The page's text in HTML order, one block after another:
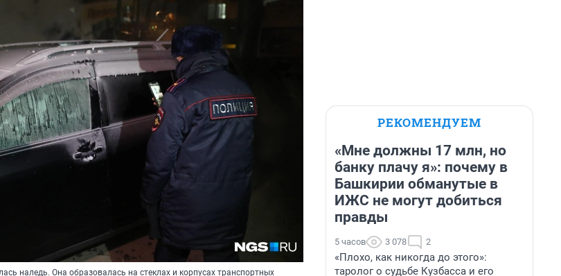
наледь. Она образовалась на стеклах и корпусах транспортных
РЕКОМЕНДУЕМ
«Мне должны 17 млн, но
банку плачу я»: почему в
Башкирии обманутые в
ИЖС не могут добиться
правды
5 часов 3 078 2
«Плохо, как никогда до этого»:
таролог о судьбе Кузбасса и его